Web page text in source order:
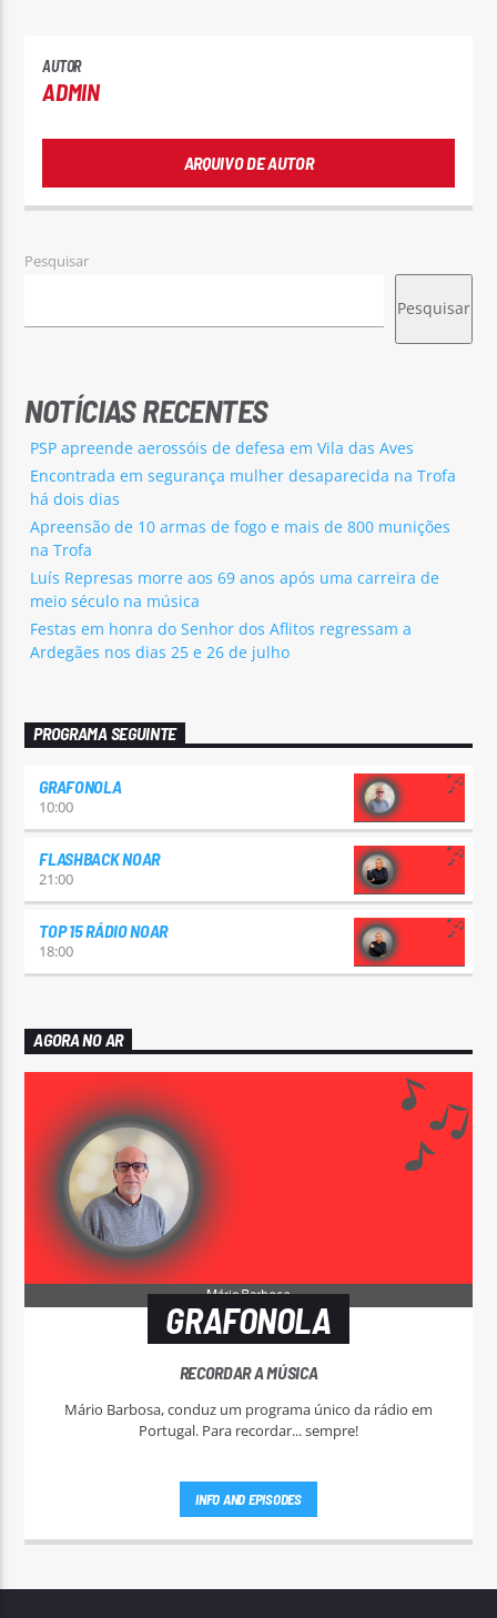
AUTOR
ADMIN
ARQUIVO DE AUTOR
Pesquisar
Pesquisar
NOTÍCIAS RECENTES
PSP apreende aerossóis de defesa em Vila das Aves
Encontrada em segurança mulher desaparecida na Trofa
há dois dias
Apreensão de 10 armas de fogo e mais de 800 munições
na Trofa
Luís Represas morre aos 69 anos após uma carreira de
meio século na música
Festas em honra do Senhor dos Aflitos regressam a
Ardegães nos dias 25 e 26 de julho
PROGRAMA SEGUINTE
GRAFONOLA
10:00
FLASHBACK NOAR
21:00
TOP 15 RÁDIO NOAR
18:00
AGORA NO AR
GRAFONOLA
RECORDAR A MÚSICA
Mário Barbosa, conduz um programa único da rádio em
Portugal. Para recordar... sempre!
INFO AND EPISODES